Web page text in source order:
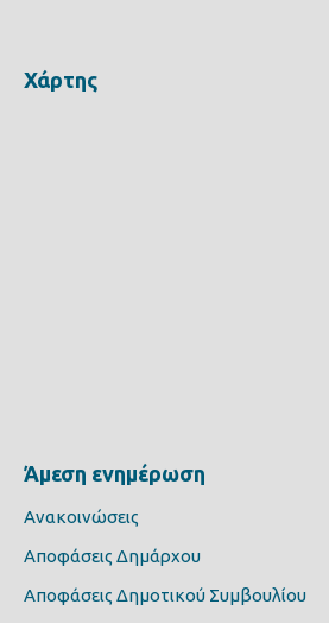
Χάρτης
Άμεση ενημέρωση
Ανακοινώσεις
Αποφάσεις Δημάρχου
Αποφάσεις Δημοτικού Συμβουλίου